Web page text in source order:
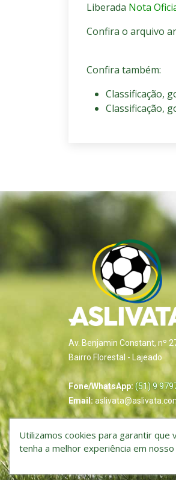
Utilizamos cookies para garantir que
tenha a melhor experiência em
Liberada Nota
Confira o arquivo
Confira também:
Classificação,
Classificação,
Av. Benjamin Constant, nº
Bairro Florestal - Lajeado
Fone/WhatsApp: (51) 9
Email: